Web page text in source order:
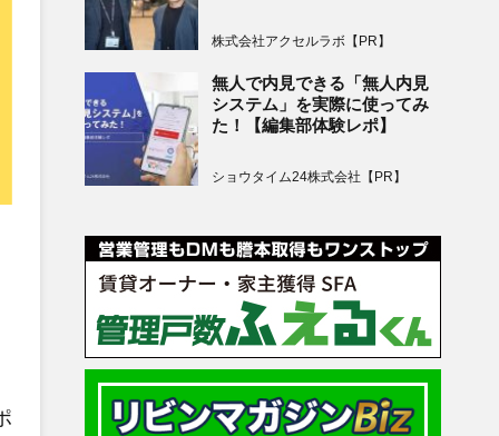
株式会社アクセルラボ【PR】
無人で内見できる「無人内見
システム」を実際に使ってみ
た！【編集部体験レポ】
ショウタイム24株式会社【PR】